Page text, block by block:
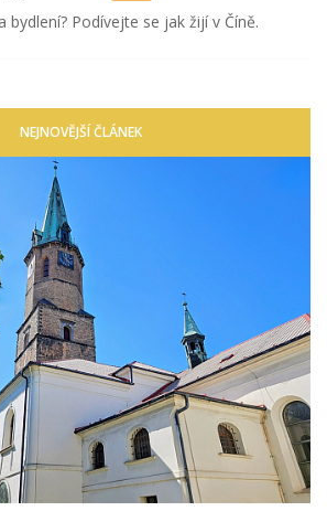
bydlení? Podívejte se jak žijí v Číně.
NEJNOVĚJŠÍ ČLÁNEK